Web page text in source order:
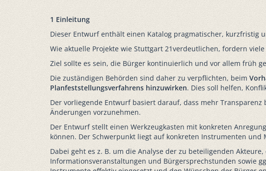
1 Einleitung
Dieser Entwurf enthält einen Katalog pragmatischer, kurzfristig
Wie aktuelle Projekte wie Stuttgart 21verdeutlichen, fordern
Ziel sollte es sein, die Bürger kontinuierlich und vor allem früh
Die zuständigen Behörden sind daher zu verpflichten, beim
Planfeststellungsverfahrens hinzuwirken. Dies soll helfen,
Der vorliegende Entwurf basiert darauf, dass mehr
Änderungen vorzunehmen.
Der Entwurf stellt einen Werkzeugkasten mit konkreten
können. Der Schwerpunkt liegt auf konkreten Instrumenten
Dabei geht es z. B. um die Analyse der zu beteiligenden
Informationsveranstaltungen und Bürgersprechstunden sowie